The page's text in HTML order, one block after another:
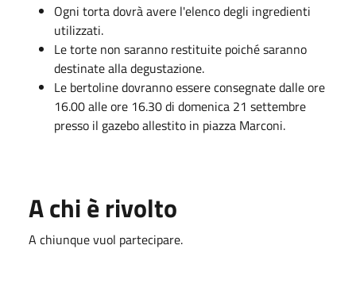
Ogni torta dovrà avere l'elenco degli ingredienti
utilizzati.
Le torte non saranno restituite poiché saranno
destinate alla degustazione.
Le bertoline dovranno essere consegnate dalle ore
16.00 alle ore 16.30 di domenica 21 settembre
presso il gazebo allestito in piazza Marconi.
A chi è rivolto
A chiunque vuol partecipare.